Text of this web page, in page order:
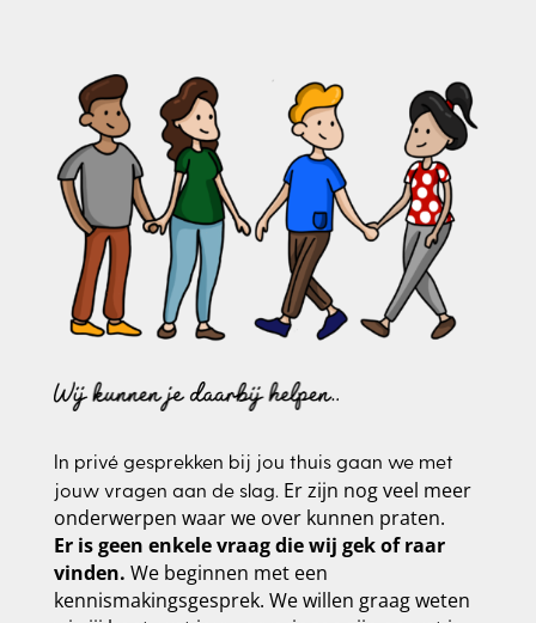
In privé gesprekken bij jou thuis gaan we met
jouw vragen aan de slag. Er zijn nog veel meer
onderwerpen waar we over kunnen praten.
Er is geen enkele vraag die wij gek of raar
vinden. We beginnen met een
kennismakingsgesprek. We willen graag weten